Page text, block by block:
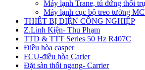
Máy lạnh Trane, tủ đứng thổi
Máy lạnh cục bộ treo tường
THIẾT BỊ ĐIỆN CÔNG NGHIỆP
Z.Linh Kiện- Thu Phạm
TTD & TTT Series 50 Hz R407C
Điều hòa casper
FCU-điều hòa Carier
Đặt sàn thổi ngang- Carrier